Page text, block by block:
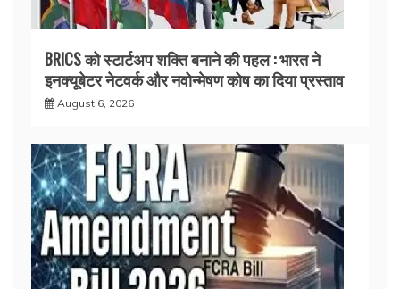
BRICS को स्टार्टअप शक्ति बनाने की पहल : भारत ने
इनक्यूबेटर नेटवर्क और नवोन्मेषण कोष का दिया प्रस्ताव
August 6, 2026